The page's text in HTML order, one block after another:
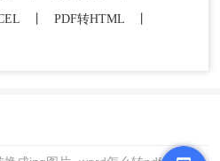
PDF转HTML